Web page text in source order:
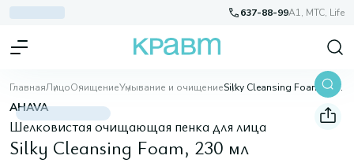
637-88-99A1, МТС, Life
ГлавнаяЛицоОчищениеУмывание и очищение Silky Cleansing Foam, 230 мл
AHAVA
Шелковистая очищающая пенка для лица
Silky Cleansing Foam, 230 мл